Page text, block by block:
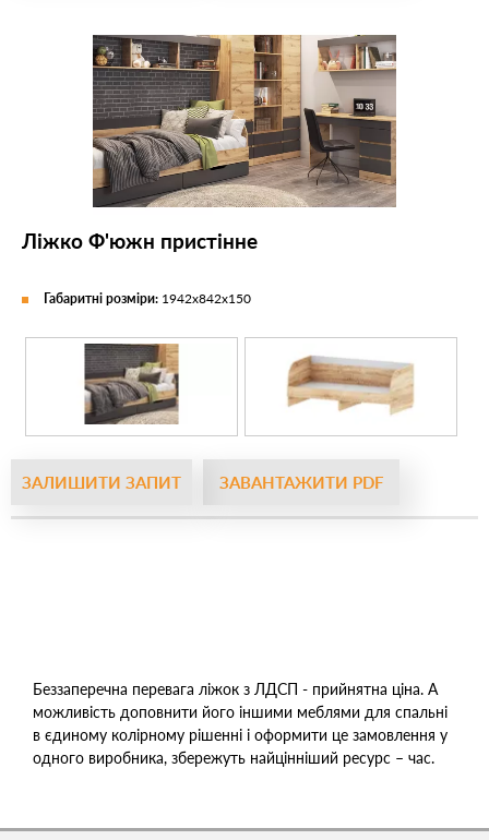
Ліжко Ф'южн пристінне
ЗАЛИШИТИ ЗАПИТ ЗАВАНТАЖИТИ PDF
Габаритні розміри: 1942х842х150
Беззаперечна перевага ліжок з ЛДСП - прийнятна ціна. А
можливість доповнити його іншими меблями для спальні
в єдиному колірному рішенні і оформити це замовлення у
одного виробника, збережуть найцінніший ресурс – час.